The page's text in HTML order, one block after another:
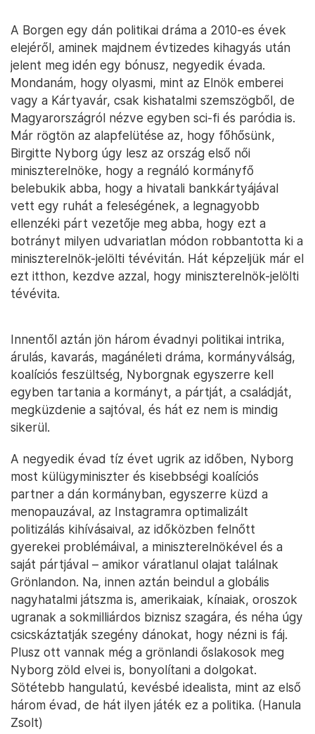
A Borgen egy dán politikai dráma a 2010-es évek
elejéről, aminek majdnem évtizedes kihagyás után
jelent meg idén egy bónusz, negyedik évada.
Mondanám, hogy olyasmi, mint az Elnök emberei
vagy a Kártyavár, csak kishatalmi szemszögből, de
Magyarországról nézve egyben sci-fi és paródia is.
Már rögtön az alapfelütése az, hogy főhősünk,
Birgitte Nyborg úgy lesz az ország első női
miniszterelnöke, hogy a regnáló kormányfő
belebukik abba, hogy a hivatali bankkártyájával
vett egy ruhát a feleségének, a legnagyobb
ellenzéki párt vezetője meg abba, hogy ezt a
botrányt milyen udvariatlan módon robbantotta ki a
miniszterelnök-jelölti tévévitán. Hát képzeljük már el
ezt itthon, kezdve azzal, hogy miniszterelnök-jelölti
tévévita.
Innentől aztán jön három évadnyi politikai intrika,
árulás, kavarás, magánéleti dráma, kormányválság,
koalíciós feszültség, Nyborgnak egyszerre kell
egyben tartania a kormányt, a pártját, a családját,
megküzdenie a sajtóval, és hát ez nem is mindig
sikerül.
A negyedik évad tíz évet ugrik az időben, Nyborg
most külügyminiszter és kisebbségi koalíciós
partner a dán kormányban, egyszerre küzd a
menopauzával, az Instagramra optimalizált
politizálás kihívásaival, az időközben felnőtt
gyerekei problémáival, a miniszterelnökével és a
saját pártjával – amikor váratlanul olajat találnak
Grönlandon. Na, innen aztán beindul a globális
nagyhatalmi játszma is, amerikaiak, kínaiak, oroszok
ugranak a sokmilliárdos biznisz szagára, és néha úgy
csicskáztatják szegény dánokat, hogy nézni is fáj.
Plusz ott vannak még a grönlandi őslakosok meg
Nyborg zöld elvei is, bonyolítani a dolgokat.
Sötétebb hangulatú, kevésbé idealista, mint az első
három évad, de hát ilyen játék ez a politika. (Hanula
Zsolt)